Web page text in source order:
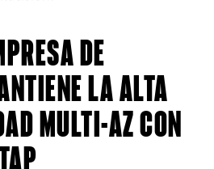
DE
LA ALTA
MULTI-AZ CON